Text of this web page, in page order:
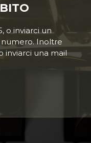
o inviarci un
numero. Inoltre
inviarci una mail